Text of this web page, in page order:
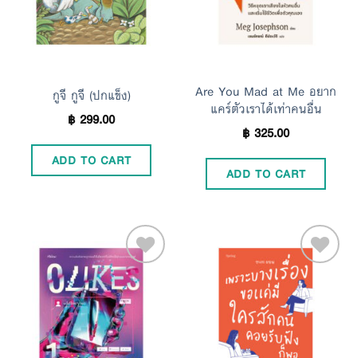
กูจี กูจี (ปกแข็ง)
฿299.00
ADD TO CART
Are You Mad at Me อยาก
แคร์ตัวเราได้เท่าคนอื่น
฿325.00
ADD TO CART
Wishlist
Add to